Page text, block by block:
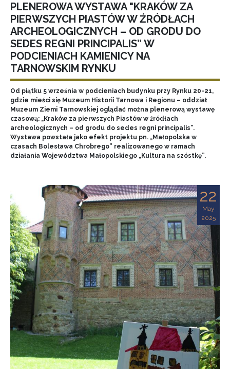
PLENEROWA WYSTAWA "KRAKÓW ZA
PIERWSZYCH PIASTÓW W ŹRÓDŁACH
ARCHEOLOGICZNYCH – OD GRODU DO
SEDES REGNI PRINCIPALIS” W
PODCIENIACH KAMIENICY NA
TARNOWSKIM RYNKU
Od piątku 5 września w podcieniach budynku przy Rynku 20-21,
gdzie mieści się Muzeum Historii Tarnowa i Regionu – oddział
Muzeum Ziemi Tarnowskiej oglądać można plenerową wystawę
czasową: „Kraków za pierwszych Piastów w źródłach
archeologicznych – od grodu do sedes regni principalis”.
Wystawa powstała jako efekt projektu pn. „Małopolska w
czasach Bolesława Chrobrego” realizowanego w ramach
działania Województwa Małopolskiego „Kultura na szóstkę”.
22
May
2025